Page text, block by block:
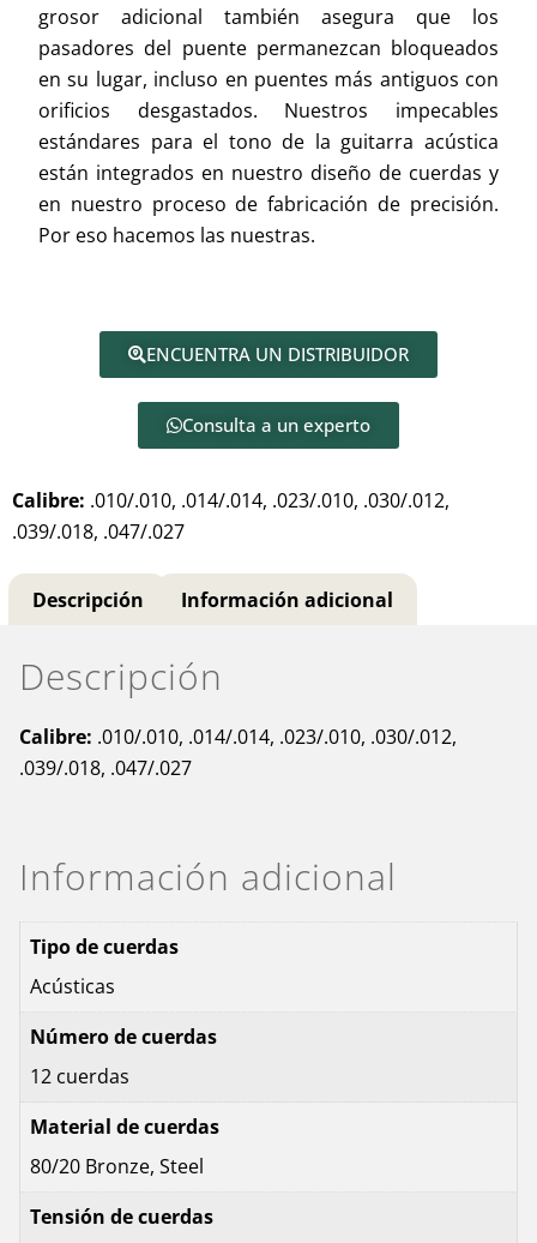
grosor adicional también asegura que los
pasadores del puente permanezcan bloqueados
en su lugar, incluso en puentes más antiguos con
orificios desgastados. Nuestros impecables
estándares para el tono de la guitarra acústica
están integrados en nuestro diseño de cuerdas y
en nuestro proceso de fabricación de precisión.
Por eso hacemos las nuestras.
ENCUENTRA UN DISTRIBUIDOR
Consulta a un experto
Calibre: .010/.010, .014/.014, .023/.010, .030/.012,
.039/.018, .047/.027
Descripción Información adicional
Descripción
Calibre: .010/.010, .014/.014, .023/.010, .030/.012,
.039/.018, .047/.027
Información adicional
Tipo de cuerdas
Acústicas
Número de cuerdas
12 cuerdas
Material de cuerdas
80/20 Bronze, Steel
Tensión de cuerdas